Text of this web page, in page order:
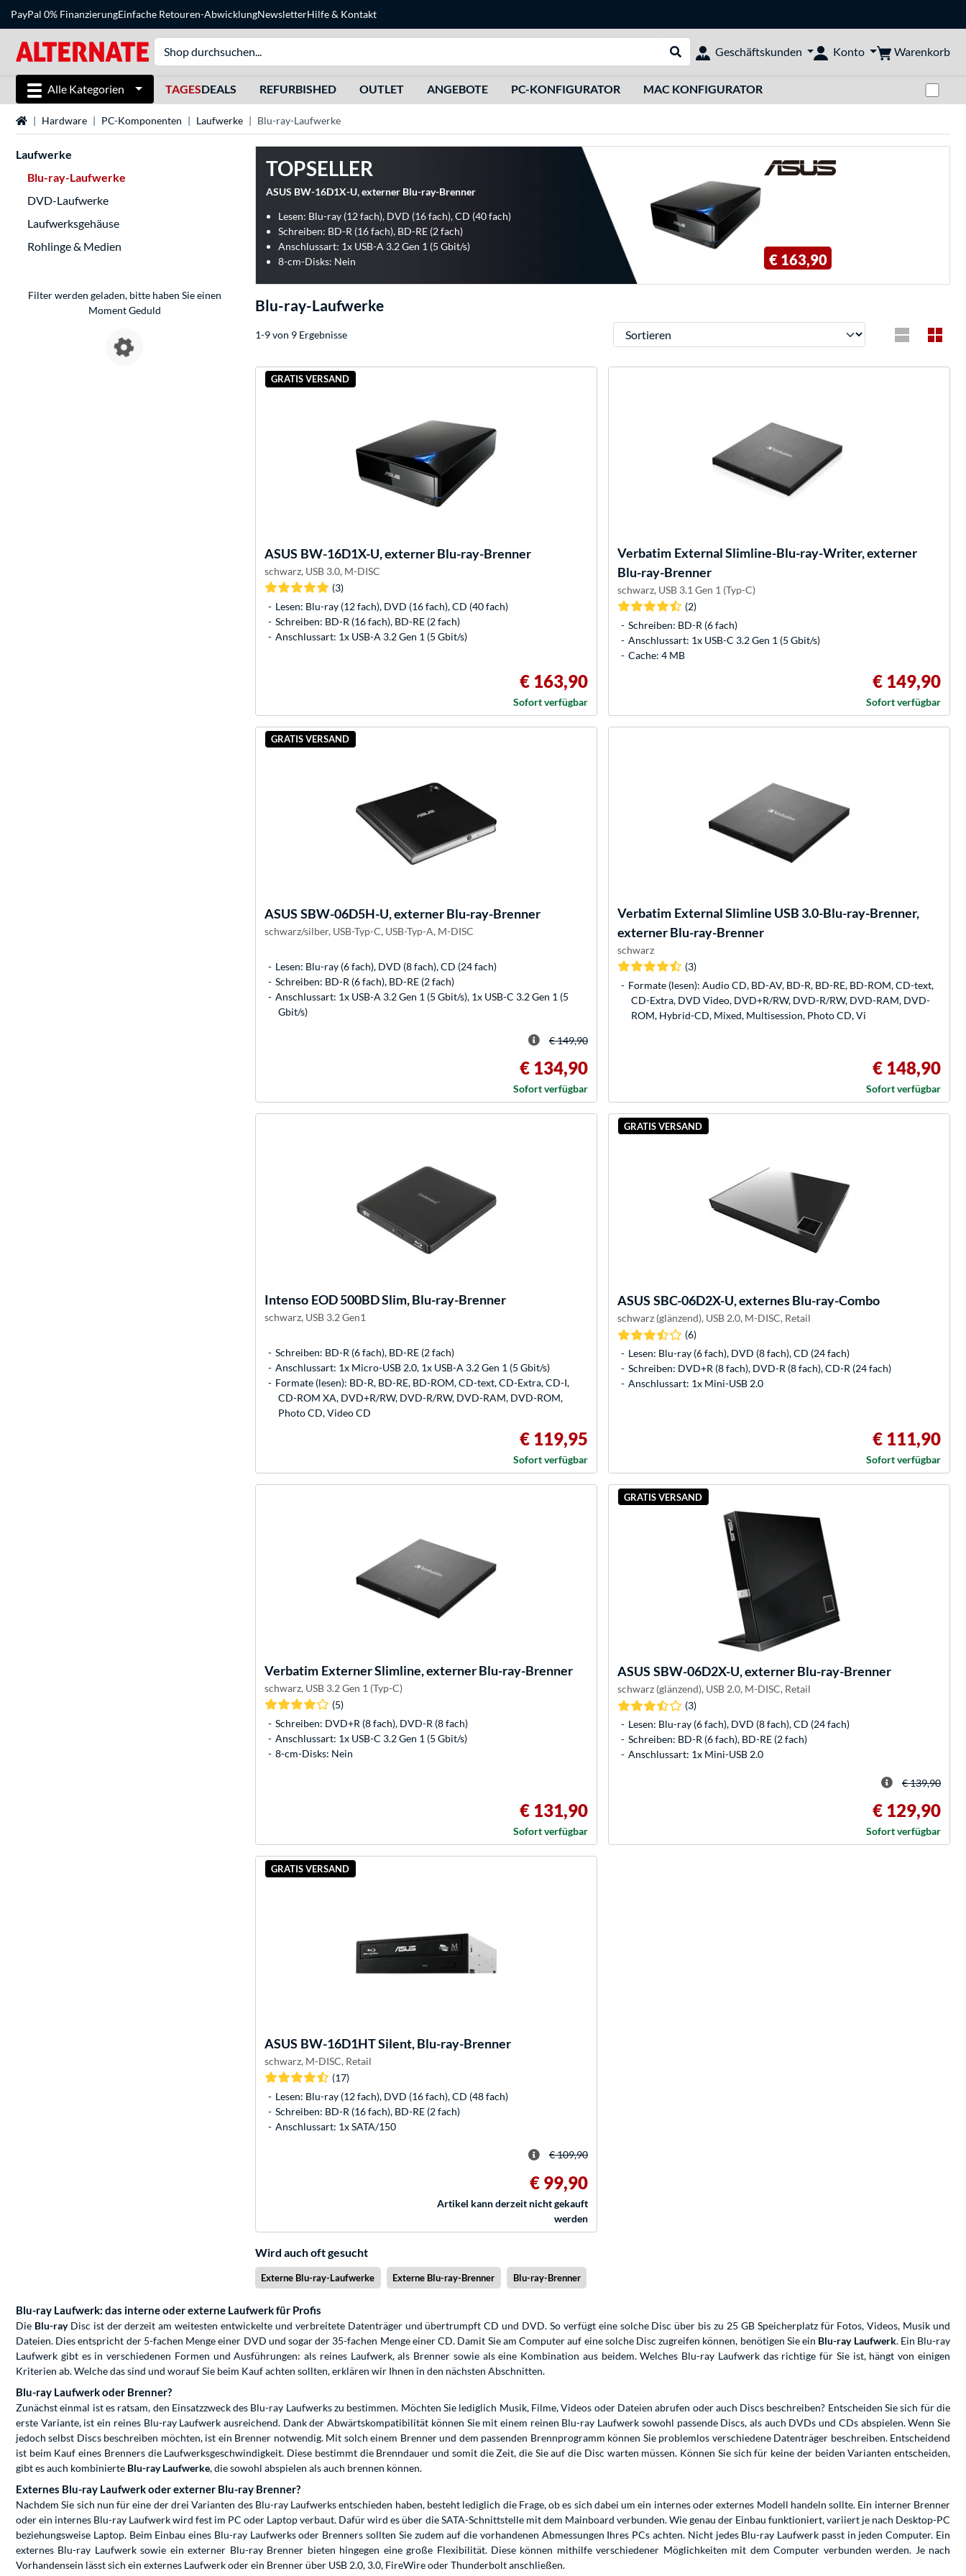
PayPal 0% FinanzierungEinfache Retouren-AbwicklungNewsletterHilfe& Kontakt
Suche durchführen
Geschäftskunden Konto Warenkorb
Alle Kategorien TAGESDEALS REFURBISHED OUTLET ANGEBOTE PC-KONFIGURATOR MAC KONFIGURATOR
StartseiteHardware PC-Komponenten Laufwerke Blu-ray-Laufwerke
Laufwerke
Blu-ray-Laufwerke
DVD-Laufwerke
Laufwerksgehäuse
Rohlinge & Medien
Filter werden geladen, bitte haben Sie einen
Moment Geduld
TOPSELLER
ASUS BW-16D1X-U, externer Blu-ray-Brenner
Lesen: Blu-ray (12 fach), DVD (16 fach), CD (40 fach)
Schreiben: BD-R (16 fach), BD-RE (2 fach)
Anschlussart: 1x USB-A 3.2 Gen 1 (5 Gbit/s)
8-cm-Disks: Nein
€ 163,90
Blu-ray-Laufwerke
1-9 von 9 Ergebnisse Sortieren
GRATIS VERSAND
ASUS BW-16D1X-U, externer Blu-ray-Brenner
schwarz, USB 3.0, M-DISC
(3)
Lesen: Blu-ray (12 fach), DVD (16 fach), CD (40 fach)
Schreiben: BD-R (16 fach), BD-RE (2 fach)
Anschlussart: 1x USB-A 3.2 Gen 1 (5 Gbit/s)
€ 163,90
Sofort verfügbar
Verbatim External Slimline-Blu-ray-Writer, externer
Blu-ray-Brenner
schwarz, USB 3.1 Gen 1 (Typ-C)
(2)
Schreiben: BD-R (6 fach)
Anschlussart: 1x USB-C 3.2 Gen 1 (5 Gbit/s)
Cache: 4 MB
€ 149,90
Sofort verfügbar
GRATIS VERSAND
ASUS SBW-06D5H-U, externer Blu-ray-Brenner
schwarz/silber, USB-Typ-C, USB-Typ-A, M-DISC
Lesen: Blu-ray (6 fach), DVD (8 fach), CD (24 fach)
Schreiben: BD-R (6 fach), BD-RE (2 fach)
Anschlussart: 1x USB-A 3.2 Gen 1 (5 Gbit/s), 1x USB-C 3.2 Gen 1 (5
Gbit/s)
€ 149,90
€ 134,90
Sofort verfügbar
Verbatim External Slimline USB 3.0-Blu-ray-Brenner,
externer Blu-ray-Brenner
schwarz
(3)
Formate (lesen): Audio CD, BD-AV, BD-R, BD-RE, BD-ROM, CD-text,
CD-Extra, DVD Video, DVD+R/RW, DVD-R/RW, DVD-RAM, DVD-
ROM, Hybrid-CD, Mixed, Multisession, Photo CD, Vi
€ 148,90
Sofort verfügbar
Intenso EOD 500BD Slim, Blu-ray-Brenner
schwarz, USB 3.2 Gen1
Schreiben: BD-R (6 fach), BD-RE (2 fach)
Anschlussart: 1x Micro-USB 2.0, 1x USB-A 3.2 Gen 1 (5 Gbit/s)
Formate (lesen): BD-R, BD-RE, BD-ROM, CD-text, CD-Extra, CD-I,
CD-ROM XA, DVD+R/RW, DVD-R/RW, DVD-RAM, DVD-ROM,
Photo CD, Video CD
€ 119,95
Sofort verfügbar
GRATIS VERSAND
ASUS SBC-06D2X-U, externes Blu-ray-Combo
schwarz (glänzend), USB 2.0, M-DISC, Retail
(6)
Lesen: Blu-ray (6 fach), DVD (8 fach), CD (24 fach)
Schreiben: DVD+R (8 fach), DVD-R (8 fach), CD-R (24 fach)
Anschlussart: 1x Mini-USB 2.0
€ 111,90
Sofort verfügbar
Verbatim Externer Slimline, externer Blu-ray-Brenner
schwarz, USB 3.2 Gen 1 (Typ-C)
(5)
Schreiben: DVD+R (8 fach), DVD-R (8 fach)
Anschlussart: 1x USB-C 3.2 Gen 1 (5 Gbit/s)
8-cm-Disks: Nein
€ 131,90
Sofort verfügbar
GRATIS VERSAND
ASUS SBW-06D2X-U, externer Blu-ray-Brenner
schwarz (glänzend), USB 2.0, M-DISC, Retail
(3)
Lesen: Blu-ray (6 fach), DVD (8 fach), CD (24 fach)
Schreiben: BD-R (6 fach), BD-RE (2 fach)
Anschlussart: 1x Mini-USB 2.0
€ 139,90
€ 129,90
Sofort verfügbar
GRATIS VERSAND
ASUS BW-16D1HT Silent, Blu-ray-Brenner
schwarz, M-DISC, Retail
(17)
Lesen: Blu-ray (12 fach), DVD (16 fach), CD (48 fach)
Schreiben: BD-R (16 fach), BD-RE (2 fach)
Anschlussart: 1x SATA/150
€ 109,90
€ 99,90
Artikel kann derzeit nicht gekauft
werden
Wird auch oft gesucht
Externe Blu-ray-Laufwerke Externe Blu-ray-Brenner Blu-ray-Brenner
Blu-ray Laufwerk: das interne oder externe Laufwerk für Profis
Die Blu-rayDisc ist der derzeit am weitesten entwickelte und verbreitete Datenträger und übertrumpft CD und DVD. So verfügt eine solche Disc über bis zu 25 GB Speicherplatz für Fotos, Videos, Musik und
Dateien. Dies entspricht der 5-fachen Menge einer DVD und sogar der 35-fachen Menge einer CD. Damit Sie am Computer auf eine solche Disc zugreifen können, benötigen Sie ein Blu-ray Laufwerk. Ein Blu-ray
Laufwerk gibt es in verschiedenen Formen und Ausführungen: als reines Laufwerk, als Brenner sowie als eine Kombination aus beidem. Welches Blu-ray Laufwerk das richtige für Sie ist, hängt von einigen
Kriterien ab. Welche das sind und worauf Sie beim Kauf achten sollten, erklären wir Ihnen in den nächsten Abschnitten.
Blu-ray Laufwerk oder Brenner?
Zunächst einmal ist es ratsam, den Einsatzzweck des Blu-ray Laufwerks zu bestimmen. Möchten Sie lediglich Musik, Filme, Videos oder Dateien abrufen oder auch Discs beschreiben? Entscheiden Sie sich für die
erste Variante, ist ein reines Blu-ray Laufwerk ausreichend. Dank der Abwärtskompatibilität können Sie mit einem reinen Blu-ray Laufwerk sowohl passende Discs, als auch DVDs und CDs abspielen. Wenn Sie
jedoch selbst Discs beschreiben möchten, ist ein Brenner notwendig. Mit solch einem Brenner und dem passenden Brennprogramm können Sie problemlos verschiedene Datenträger beschreiben. Entscheidend
ist beim Kauf eines Brenners die Laufwerksgeschwindigkeit. Diese bestimmt die Brenndauer und somit die Zeit, die Sie auf die Disc warten müssen. Können Sie sich für keine der beiden Varianten entscheiden,
gibt es auch kombinierte Blu-ray Laufwerke, die sowohl abspielen als auch brennen können.
Externes Blu-ray Laufwerk oder externer Blu-ray Brenner?
Nachdem Sie sich nun für eine der drei Varianten des Blu-ray Laufwerks entschieden haben, besteht lediglich die Frage, ob es sich dabei um ein internes oder externes Modell handeln sollte. Ein interner Brenner
oder ein internes Blu-ray Laufwerk wird fest im PC oder Laptop verbaut. Dafür wird es über die SATA-Schnittstelle mit dem Mainboard verbunden. Wie genau der Einbau funktioniert, variiert je nach Desktop-PC
beziehungsweise Laptop. Beim Einbau eines Blu-ray Laufwerks oder Brenners sollten Sie zudem auf die vorhandenen Abmessungen Ihres PCs achten. Nicht jedes Blu-ray Laufwerk passt in jeden Computer. Ein
externes Blu-ray Laufwerk sowie ein externer Blu-ray Brenner bieten hingegen eine große Flexibilität. Diese können mithilfe verschiedener Möglichkeiten mit dem Computer verbunden werden. Je nach
Vorhandensein lässt sich ein externes Laufwerk oder ein Brenner über USB 2.0, 3.0, FireWire oder Thunderbolt anschließen.